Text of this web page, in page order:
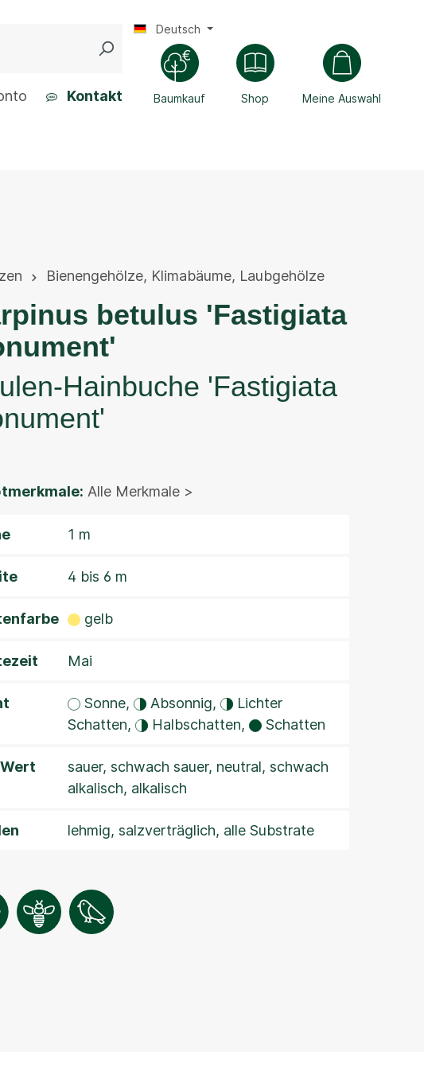
Kontakt Baumkauf Shop Meine Auswahl
Deutsch
Bienengehölze, Klimabäume, Laubgehölze
betulus 'Fastigiata
Hainbuche 'Fastigiata
Alle Merkmale >
1 m
4 bis 6 m
gelb
Mai
Sonne, Absonnig,
Lichter
Schatten,
Halbschatten, Schatten
sauer, schwach sauer, neutral, schwach
alkalisch, alkalisch
lehmig, salzverträglich, alle Substrate